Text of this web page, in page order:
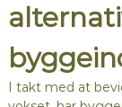
I takt med at